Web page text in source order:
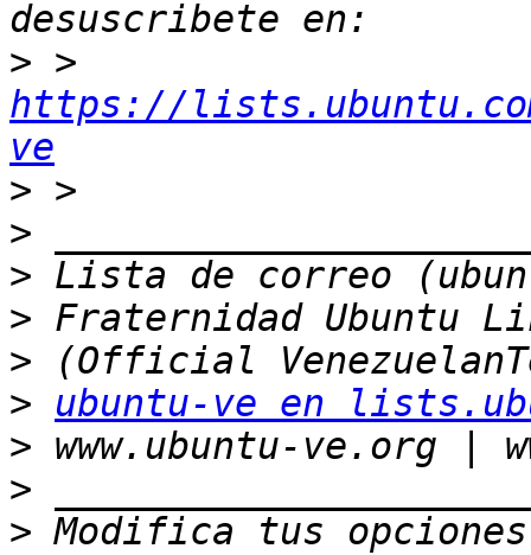
>
https://
ve
>
>
>
>
>
>
ubuntu-ve en
>
>
> Modifica tus